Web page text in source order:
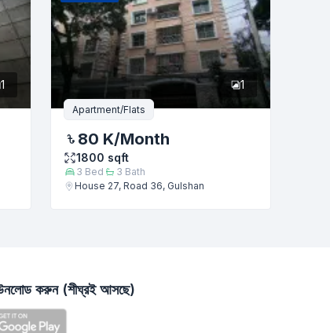
1 1
Apartment/Flats
80 K/Month
1800 sqft
3 Bed 3 Bath
House 27, Road 36, Gulshan
করুন (শীঘ্রই আসছে)